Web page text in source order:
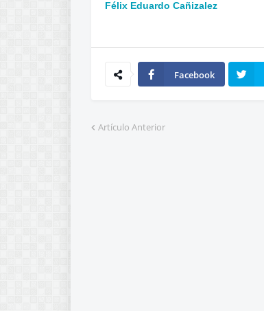
Félix Eduardo Cañizalez
Facebook
Artículo Anterior